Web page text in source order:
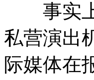
事实上
私营演出
际媒体在